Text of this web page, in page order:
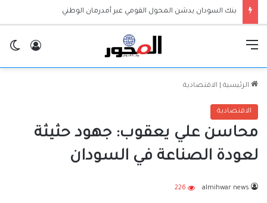
بنك السودان يدشن المحول القومي عبر أمدرمان الوطني
الرئيسية الاقتصادية
الاقتصادية
محاسن علي يعقوب: جهود حثيثة
لعودة الصناعة في السودان
almihwar news
226